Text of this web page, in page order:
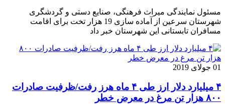
مسئول نمایندگی میراث فرهنگی، صنایع دستی و گردشگری
شهرستان سرعین از آماده سازی 19 هزار تخت برای اقامت
مسافران تابستانی این شهرستان خبر داد
01 جولای 2019
۴ میلیارد دلار ارز طی ۴ ماه هرز رفت/ظرفیت صادرات
۸۰۰ هزار تن مرغ در معرض خطر